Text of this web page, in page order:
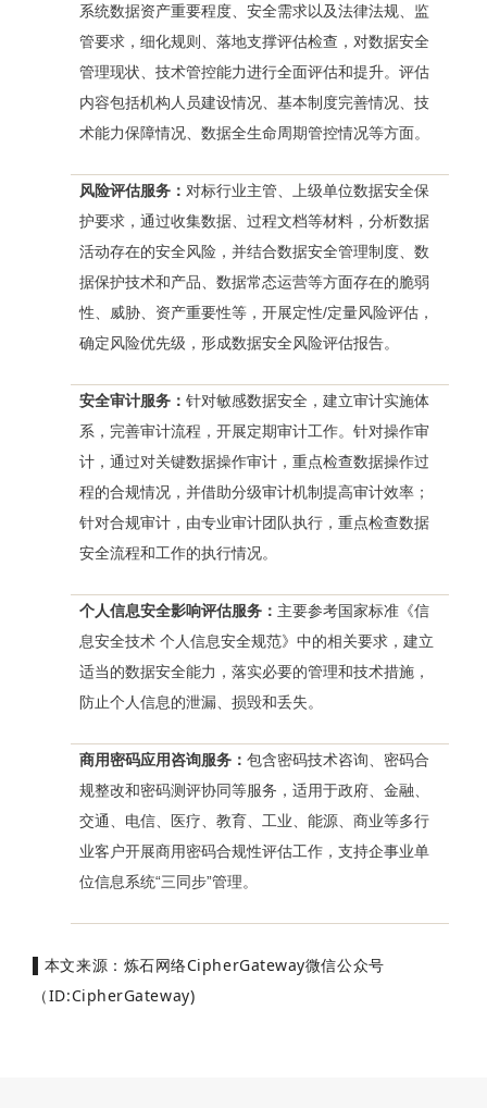
系统数据资产重要程度、安全需求以及法律法规、监
管要求，细化规则、落地支撑评估检查，对数据安全
管理现状、技术管控能力进行全面评估和提升。评估
内容包括机构人员建设情况、基本制度完善情况、技
术能力保障情况、数据全生命周期管控情况等方面。
风险评估服务： 对标行业主管、上级单位数据安全保
护要求，通过收集数据、过程文档等材料，分析数据
活动存在的安全风险，并结合数据安全管理制度、数
据保护技术和产品、数据常态运营等方面存在的脆弱
性、威胁、资产重要性等，开展定性/定量风险评估，
确定风险优先级，形成数据安全风险评估报告。
安全审计服务： 针对敏感数据安全，建立审计实施体
系，完善审计流程，开展定期审计工作。针对操作审
计，通过对关键数据操作审计，重点检查数据操作过
程的合规情况，并借助分级审计机制提高审计效率；
针对合规审计，由专业审计团队执行，重点检查数据
安全流程和工作的执行情况。
个人信息安全影响评估服务： 主要参考国家标准《信
息安全技术 个人信息安全规范》中的相关要求，建立
适当的数据安全能力，落实必要的管理和技术措施，
防止个人信息的泄漏、损毁和丢失。
商用密码应用咨询服务： 包含密码技术咨询、密码合
规整改和密码测评协同等服务，适用于政府、金融、
交通、电信、医疗、教育、工业、能源、商业等多行
业客户开展商用密码合规性评估工作，支持企事业单
位信息系统“三同步”管理。
本文来源：炼石网络CipherGateway微信公众号
（ID:CipherGateway)